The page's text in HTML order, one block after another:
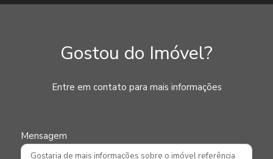
Gostou do Imóvel?
Entre em contato para mais informações
Mensagem